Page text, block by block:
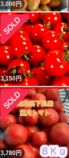
3,000円
3,150円
3,780円